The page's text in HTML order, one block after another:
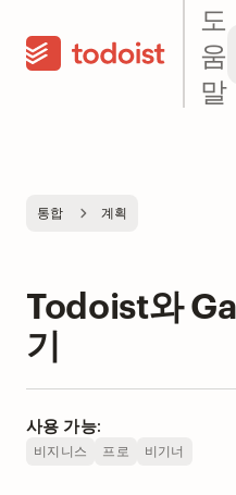
도
움
말
통합 계획
Todoist와
기
사용 가능:
비지니스 프로 비기너